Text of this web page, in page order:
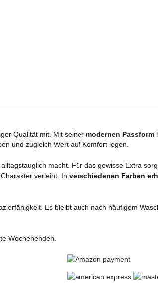
Qualität mit. Mit seiner modernen Passform
und zugleich Wert auf Komfort legen.
macht. Für das gewisse Extra
verleiht. In verschiedenen Farben
Es bleibt auch nach häufigem
Wochenenden.